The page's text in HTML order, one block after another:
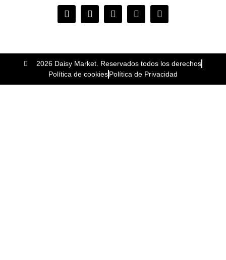
2026 Daisy Market. Reservados todos los derechos
Política de cookiesPolítica de Privacidad